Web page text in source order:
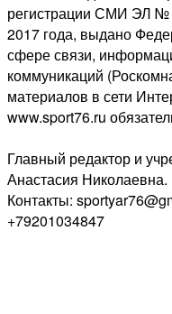
регистрации СМИ ЭЛ №
2017 года, выдано
сфере связи,
коммуникаций
материалов в сети
www.sport76.ru
Главный редактор и
Анастасия Николаевна.
Контакты:
+79201034847